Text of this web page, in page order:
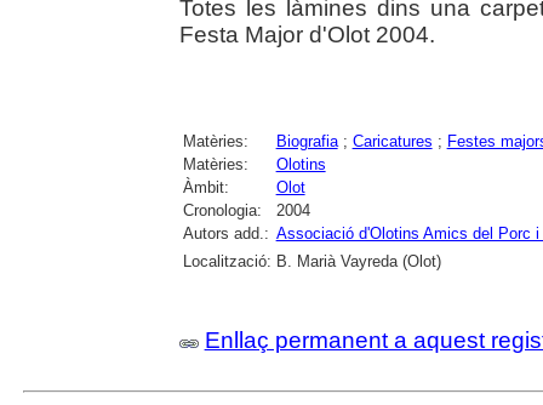
Totes les làmines dins una
Festa Major d'Olot 2004.
Matèries: Biografia; Caricatures ; Festes
Matèries:
Olotins
Àmbit:
Olot
Cronologia:
2004
Autors add.: Associació d'Olotins Amics del Porc i
Localització: B. Marià Vayreda (Olot)
Enllaç permanent a aquest